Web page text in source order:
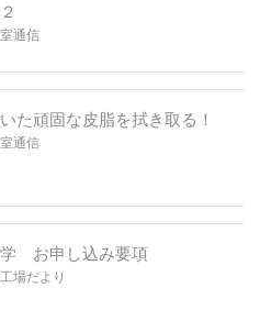
通信
た頑固な皮脂を拭き取る！
通信
お申し込み要項
場だより